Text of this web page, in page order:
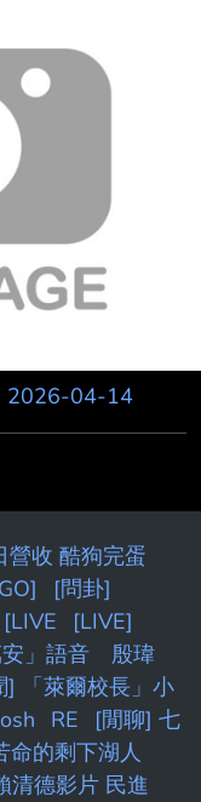
2026-04-14
營收 酷狗完蛋
[問卦]
[LIVE
[LIVE]
安」語音 殷瑋
] 「萊爾校長」小
RE
[閒聊] 七
命的剩下湖人
清德影片 民進